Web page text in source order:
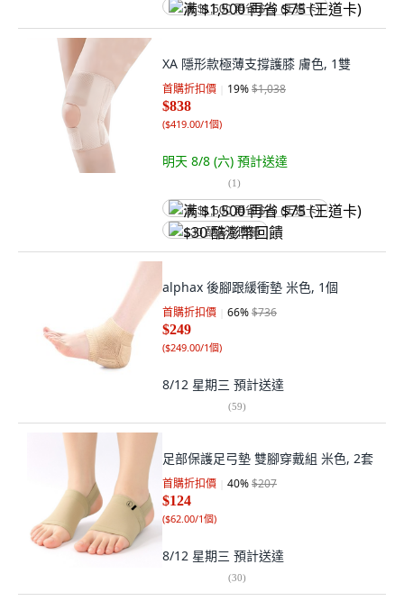
满 $1,500 再省 $75 (王道卡)
XA 隱形款極薄支撐護膝 膚色, 1雙
首購折扣價 19%$1,038
$838
($419.00/1個)
明天 8/8 (六) 預計送達
(1)
满 $1,500 再省 $75 (王道卡)
$30 酷澎幣回饋
alphax 後腳跟緩衝墊 米色, 1個
首購折扣價 66%$736
$249
($249.00/1個)
8/12 星期三 預計送達
(59)
足部保護足弓墊 雙腳穿戴組 米色, 2套
首購折扣價 40%$207
$124
($62.00/1個)
8/12 星期三 預計送達
(30)